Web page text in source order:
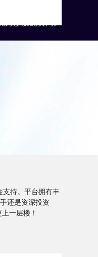
支持。平台拥有丰
还是资深投资
一层楼！